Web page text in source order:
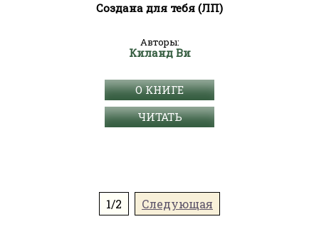
Создана для тебя (ЛП)
Авторы:
Киланд Ви
О КНИГЕ
ЧИТАТЬ
1/2 Следующая